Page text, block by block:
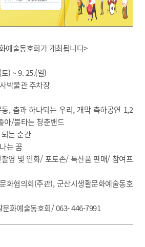
예술동호회가 개최됩니다>
) ~ 9. 25.(일)
박물관 주차장
, 춤과 하나되는 우리, 개막 축하공연 1,2
아/불타는 청춘밴드
는 순간
는 꿈
영 및 인화/ 포토존/ 특산품 판매/ 참여프
화협의회(주관), 군산시생활문화예술동호
화예술동호회/ 063- 446-7991